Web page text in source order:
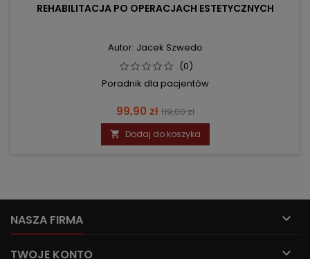
REHABILITACJA PO OPERACJACH ESTETYCZNYCH
Autor: Jacek Szwedo
(0)
Poradnik dla pacjentów
Cena
99,90 zł Cena
podstawowa
119,00 zł
 Dodaj do koszyka
NASZA FIRMA 
TWOJE KONTO 